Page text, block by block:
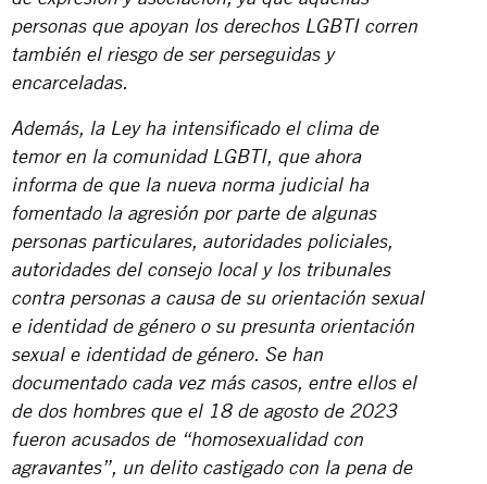
personas que apoyan los derechos LGBTI corren
también el riesgo de ser perseguidas y
encarceladas.
Además, la Ley ha intensificado el clima de
temor en la comunidad LGBTI, que ahora
informa de que la nueva norma judicial ha
fomentado la agresión por parte de algunas
personas particulares, autoridades policiales,
autoridades del consejo local y los tribunales
contra personas a causa de su orientación sexual
e identidad de género o su presunta orientación
sexual e identidad de género. Se han
documentado cada vez más casos, entre ellos el
de dos hombres que el 18 de agosto de 2023
fueron acusados de “homosexualidad con
agravantes”, un delito castigado con la pena de